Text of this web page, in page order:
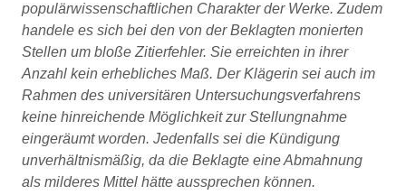
populärwissenschaftlichen Charakter der Werke. Zudem
handele es sich bei den von der Beklagten monierten
Stellen um bloße Zitierfehler. Sie erreichten in ihrer
Anzahl kein erhebliches Maß. Der Klägerin sei auch im
Rahmen des universitären Untersuchungsverfahrens
keine hinreichende Möglichkeit zur Stellungnahme
eingeräumt worden. Jedenfalls sei die Kündigung
unverhältnismäßig, da die Beklagte eine Abmahnung
als milderes Mittel hätte aussprechen können.